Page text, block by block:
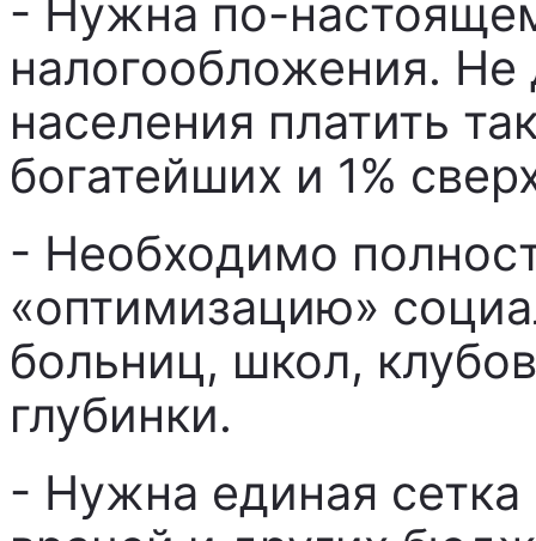
- Нужна по-
налогообложения.
населения платить
богатейших и 1%
- Необходимо
«оптимизацию»
больниц, школ,
глубинки.
- Нужна единая сетка